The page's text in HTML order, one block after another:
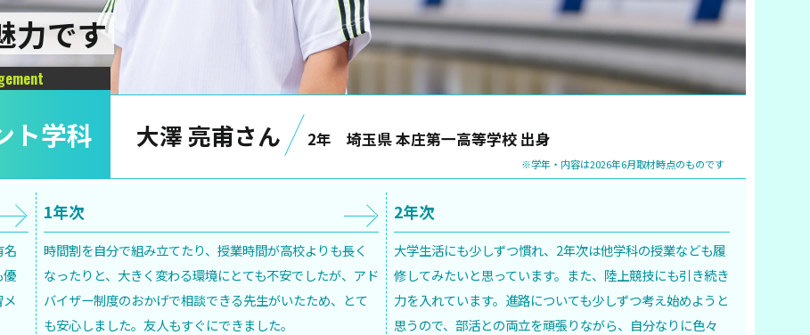
力です
ト学科 大澤 亮甫さん 2年 埼玉県 本庄第一高等学校 出身
※学年・内容は2026年6月取材時点のものです
名
優
1年次
時間割を自分で組み立てたり、授業時間が高校よりも長く
なったりと、大きく変わる環境にとても不安でしたが、アド
バイザー制度のおかげで相談できる先生がいたため、とて
も安心しました。友人もすぐにできました。
2年次
大学生活にも少しずつ慣れ、2年次は他学科の授業なども履
修してみたいと思っています。また、陸上競技にも引き続き
力を入れています。進路についても少しずつ考え始めようと
思うので、部活との両立を頑張りながら、自分なりに色々